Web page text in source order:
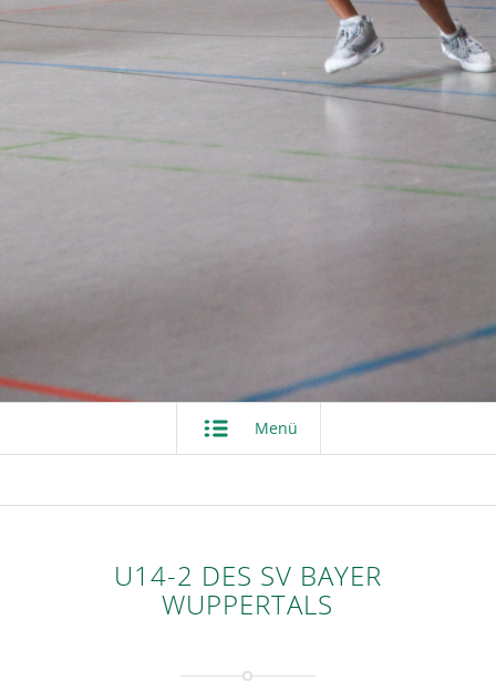
Menü
U14-2 DES SV BAYER
WUPPERTALS